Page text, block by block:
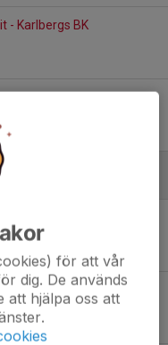
- Karlbergs BK
3
för att vår
dig. De används
att hjälpa oss att